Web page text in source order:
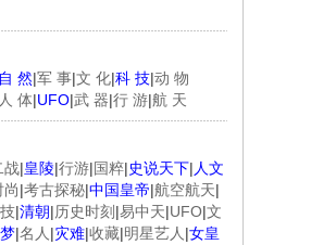
自 然|军 事|文 化|科 技|动 物
人 体|UFO|武 器|行 游|航 天
战|皇陵|行游|国粹|史说天下| 人文
尚|考古探秘|中国皇帝|航空航天|
|清朝|历史时刻 |易中天|UFO|文
|名人 |灾难|收藏|明星艺人 |女皇